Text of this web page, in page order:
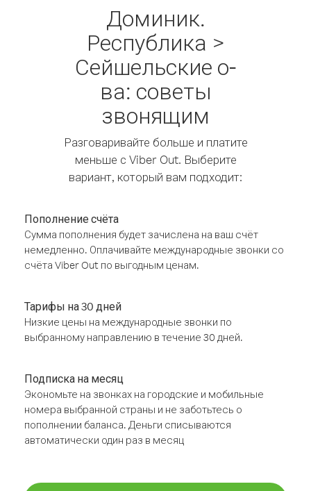
Доминик.
Республика >
Сейшельские о-
ва: советы
звонящим
Разговаривайте больше и платите
меньше с Viber Out. Выберите
вариант, который вам подходит:
Пополнение счёта
Сумма пополнения будет зачислена на ваш счёт
немедленно. Оплачивайте международные звонки со
счёта Viber Out по выгодным ценам.
Тарифы на 30 дней
Низкие цены на международные звонки по
выбранному направлению в течение 30 дней.
Подписка на месяц
Экономьте на звонках на городские и мобильные
номера выбранной страны и не заботьтесь о
пополнении баланса. Деньги списываются
автоматически один раз в месяц